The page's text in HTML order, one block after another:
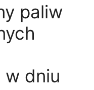
paliw
dniu